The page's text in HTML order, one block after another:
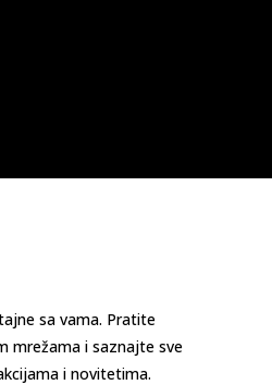
sa vama. Pratite
mrežama i saznajte sve
i novitetima.